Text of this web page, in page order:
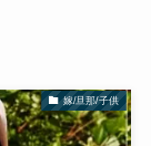
嫁/旦那/子供